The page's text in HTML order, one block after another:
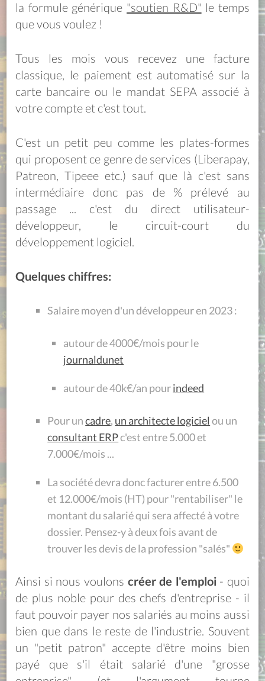
la formule générique "soutien R&D" le temps
que vous voulez !
Tous les mois vous recevez une facture
classique, le paiement est automatisé sur la
carte bancaire ou le mandat SEPA associé à
votre compte et c'est tout.
C'est un petit peu comme les plates-formes
qui proposent ce genre de services (Liberapay,
Patreon, Tipeee etc.) sauf que là c'est sans
intermédiaire donc pas de % prélevé au
passage ... c'est du direct utilisateur-
développeur, le circuit-court du
développement logiciel.
Quelques chiffres:
Salaire moyen d'un développeur en 2023 :
autour de 4000€/mois pour le
journaldunet
autour de 40k€/an pourindeed
Pour uncadre, un architecte logiciel ou un
consultant ERPc'est entre 5.000 et
7.000€/mois ...
La société devra donc facturer entre 6.500
et 12.000€/mois (HT) pour "rentabiliser" le
montant du salarié qui sera affecté à votre
dossier. Pensez-y à deux fois avant de
trouver les devis de la profession "salés"
Ainsi si nous voulons créer de l'emploi- quoi
de plus noble pour des chefs d'entreprise - il
faut pouvoir payer nos salariés au moins aussi
bien que dans le reste de l'industrie. Souvent
un "petit patron" accepte d'être moins bien
payé que s'il était salarié d'une "grosse